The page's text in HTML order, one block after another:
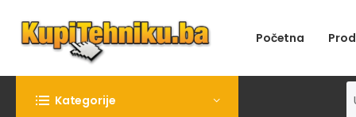
Početna
Kategorije